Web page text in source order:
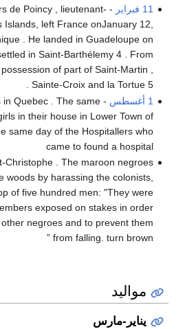
11 فبراير
de Poincy , lieutenant-
Islands, left France onJanuary 12,
. He landed in Guadeloupe on
in Saint-Barthélemy 4 . From
of part of Saint-Martin ,
Sainte-Croix and la Tortue 5 .
1 أغسطس
in Quebec . The same
in their house in Lower Town of
same day of the Hospitallers who
came to found a hospital
Christophe . The maroon negroes
woods by harassing the colonists,
of five hundred men: "They were
exposed on stakes in order
negroes and to prevent them
from falling. turn brown ”
مواليد
يناير-مارس